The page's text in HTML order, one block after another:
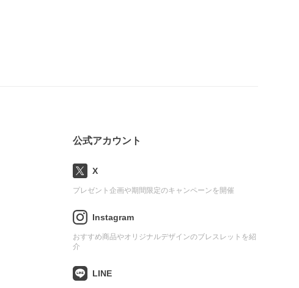
公式アカウント
X
プレゼント企画や期間限定のキャンペーンを開催
Instagram
おすすめ商品やオリジナルデザインのブレスレットを紹
介
LINE